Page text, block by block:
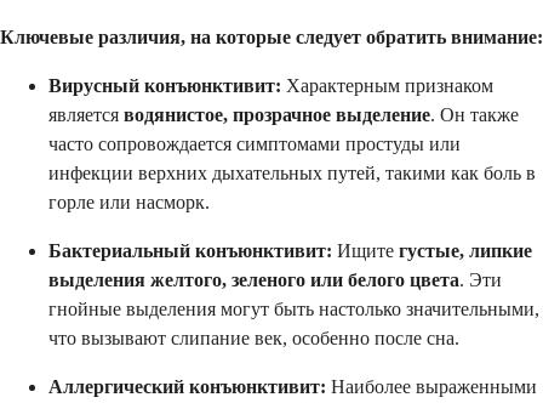
Ключевые различия, на которые следует обратить внимание:
Вирусный конъюнктивит: Характерным признаком
является водянистое, прозрачное выделение. Он также
часто сопровождается симптомами простуды или
инфекции верхних дыхательных путей, такими как боль в
горле или насморк.
Бактериальный конъюнктивит: Ищите густые, липкие
выделения желтого, зеленого или белого цвета. Эти
гнойные выделения могут быть настолько значительными,
что вызывают слипание век, особенно после сна.
Аллергический конъюнктивит: Наиболее выраженными